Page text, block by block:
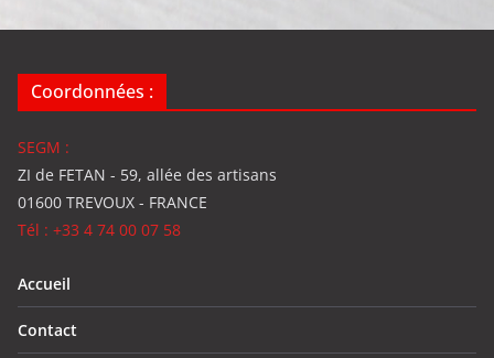
Coordonnées :
SEGM :
ZI de FETAN - 59, allée des artisans
01600 TREVOUX - FRANCE
Tél : +33 4 74 00 07 58
Accueil
Contact